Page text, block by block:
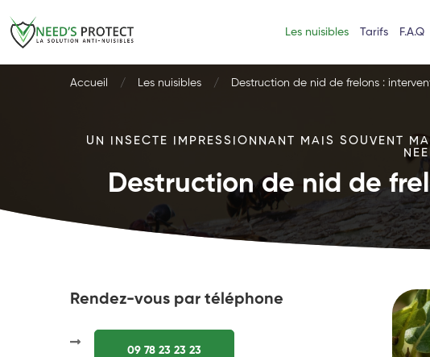
Les nuisibles Tarifs F.A.Q
Accueil Les nuisibles Destruction de nid de frelons :
UN INSECTE IMPRESSIONNANT MAIS SOUVENT
Destruction de nid de
Rendez-vous par téléphone
09 78 23 23 23